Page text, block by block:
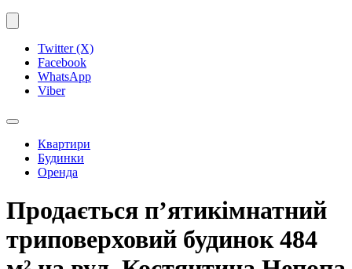
Twitter (X)
Facebook
WhatsApp
Viber
Квартири
Будинки
Оренда
Продається п’ятикімнатний
триповерховий будинок 484